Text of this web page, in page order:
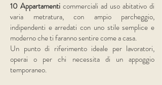
10 Appartamenti commerciali ad uso abitativo di
varia metratura, con ampio parcheggio,
indipendenti e arredati con uno stile semplice e
moderno che ti faranno sentire come a casa.
Un punto di riferimento ideale per lavoratori,
operai o per chi necessita di un appoggio
temporaneo.